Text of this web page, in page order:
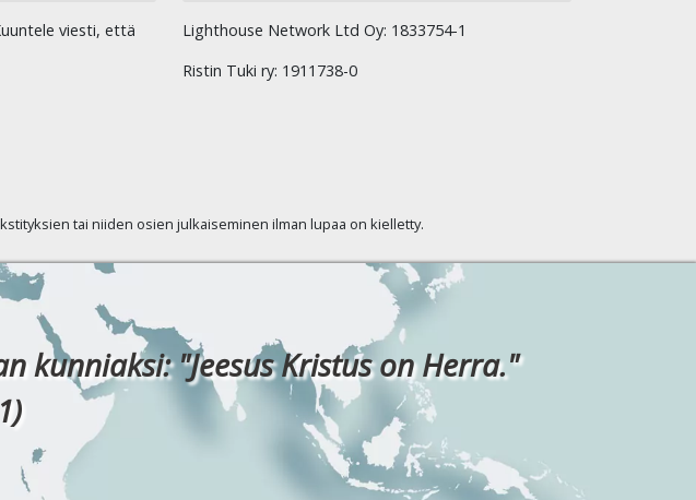
viesti, että
Lighthouse Network Ltd Oy: 1833754-1
Ristin Tuki ry: 1911738-0
tai niiden osien julkaiseminen ilman lupaa on kielletty.
kunniaksi: "Jeesus Kristus on Herra."